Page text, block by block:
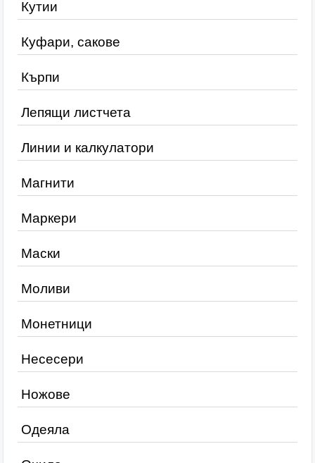
Кутии
Куфари, сакове
Кърпи
Лепящи листчета
Линии и калкулатори
Магнити
Маркери
Маски
Моливи
Монетници
Несесери
Ножове
Одеяла